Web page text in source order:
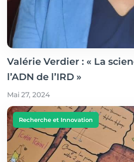
Valérie Verdier : « La
l’ADN de l’IRD »
Mai 27, 2024
Recherche et Innovation